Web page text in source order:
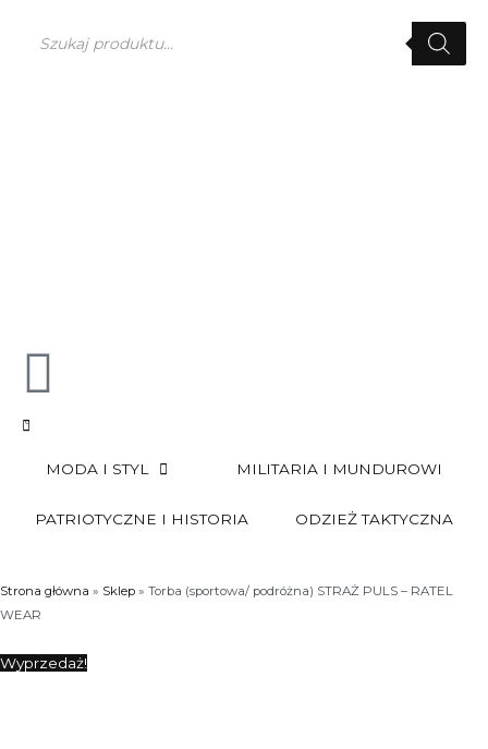
produktów
0
MODA I STYL MILITARIA I MUNDUROWI
PATRIOTYCZNE I HISTORIA ODZIEŻ TAKTYCZNA
Strona główna » Sklep » Torba (sportowa/ podróżna) STRAŻ PULS – RATEL
WEAR
Wyprzedaż!